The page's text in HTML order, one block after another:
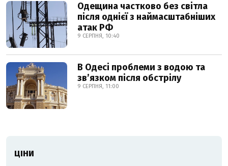
Одещина частково без світла
після однієї з наймасштабніших
атак РФ
9 СЕРПНЯ, 10:40
В Одесі проблеми з водою та
звʼязком після обстрілу
9 СЕРПНЯ, 11:00
ЦІНИ